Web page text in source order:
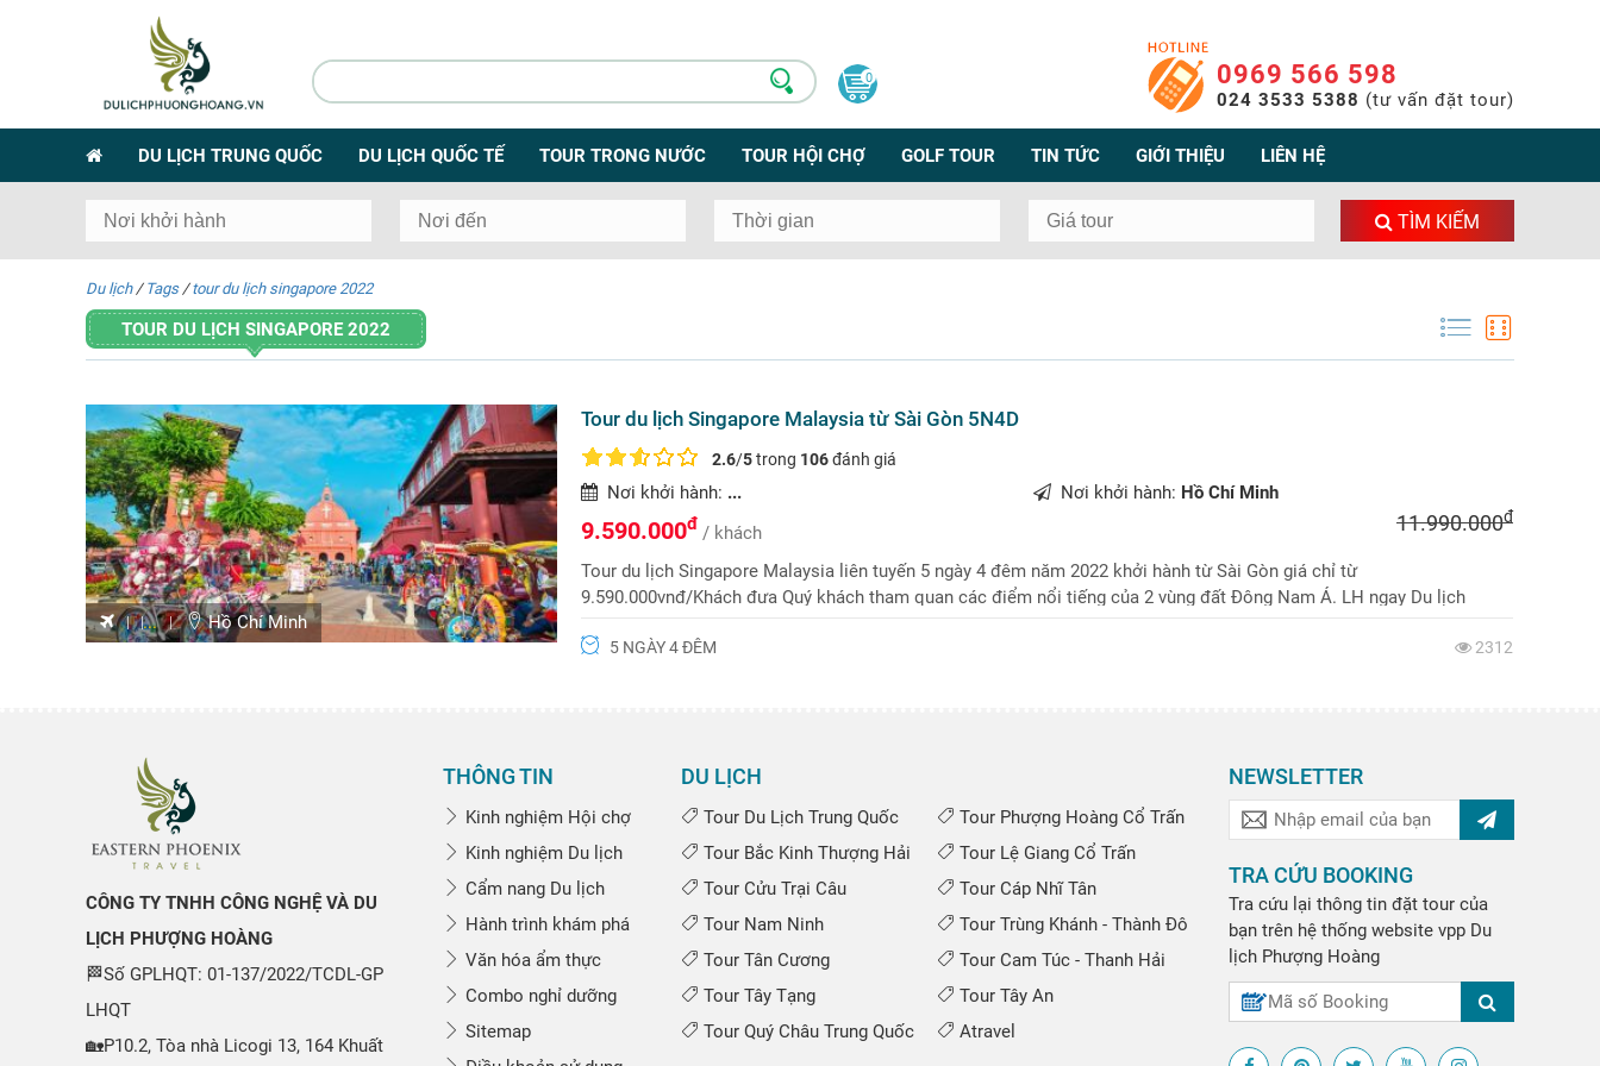
0 0969 566 598
024 3533 5388 (tư vấn đặt tour)
DU LỊCH TRUNG QUỐC DU LỊCH QUỐC TẾ TOUR TRONG NƯỚC TOUR HỘI CHỢ GOLF TOUR TIN TỨC GIỚI THIỆU LIÊN HỆ
TÌM KIẾM
Du lịch / Tags / tour du lịch singapore 2022
TOUR DU LỊCH SINGAPORE 2022
... Hồ Chí Minh
Tour du lịch Singapore Malaysia từ Sài Gòn 5N4D
2.6/5trong 106đánh giá
Nơi khởi hành: ... Nơi khởi hành: Hồ Chí Minh
9.590.000đ / khách 11.990.000đ
Tour du lịch Singapore Malaysia liên tuyến 5 ngày 4 đêm năm 2022 khởi hành từ Sài Gòn giá chỉ từ
9.590.000vnđ/Khách đưa Quý khách tham quan các điểm nổi tiếng của 2 vùng đất Đông Nam Á. LH ngay Du lịch
5 NGÀY 4 ĐÊM 2312
CÔNG TY TNHH CÔNG NGHỆ VÀ DU
LỊCH PHƯỢNG HOÀNG
🏁Số GPLHQT: 01-137/2022/TCDL-GP
LHQT
🏡P10.2, Tòa nhà Licogi 13, 164 Khuất
THÔNG TIN
Kinh nghiệm Hội chợ
Kinh nghiệm Du lịch
Cẩm nang Du lịch
Hành trình khám phá
Văn hóa ẩm thực
Combo nghỉ dưỡng
Sitemap
DU LỊCH
Tour Du Lịch Trung Quốc
Tour Phượng Hoàng Cổ Trấn
Tour Bắc Kinh Thượng Hải
Tour Lệ Giang Cổ Trấn
Tour Cửu Trại Câu
Tour Cáp Nhĩ Tân
Tour Nam Ninh
Tour Trùng Khánh - Thành Đô
Tour Tân Cương
Tour Cam Túc - Thanh Hải
Tour Tây Tạng
Tour Tây An
Tour Quý Châu Trung Quốc
Atravel
NEWSLETTER
TRA CỨU BOOKING
Tra cứu lại thông tin đặt tour của
bạn trên hệ thống website vpp Du
lịch Phượng Hoàng